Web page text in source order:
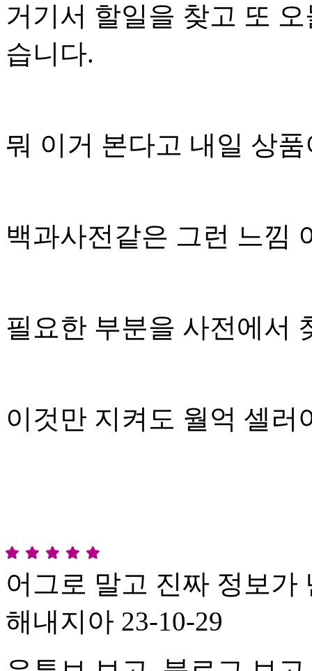
거기서 할일을 찾고 또
습니다.
뭐 이거 본다고 내일 상
백과사전같은 그런 느낌
필요한 부분을 사전에서
이것만 지켜도 월억 셀
어그로 말고 진짜 정보가
해내지아 23-10-29